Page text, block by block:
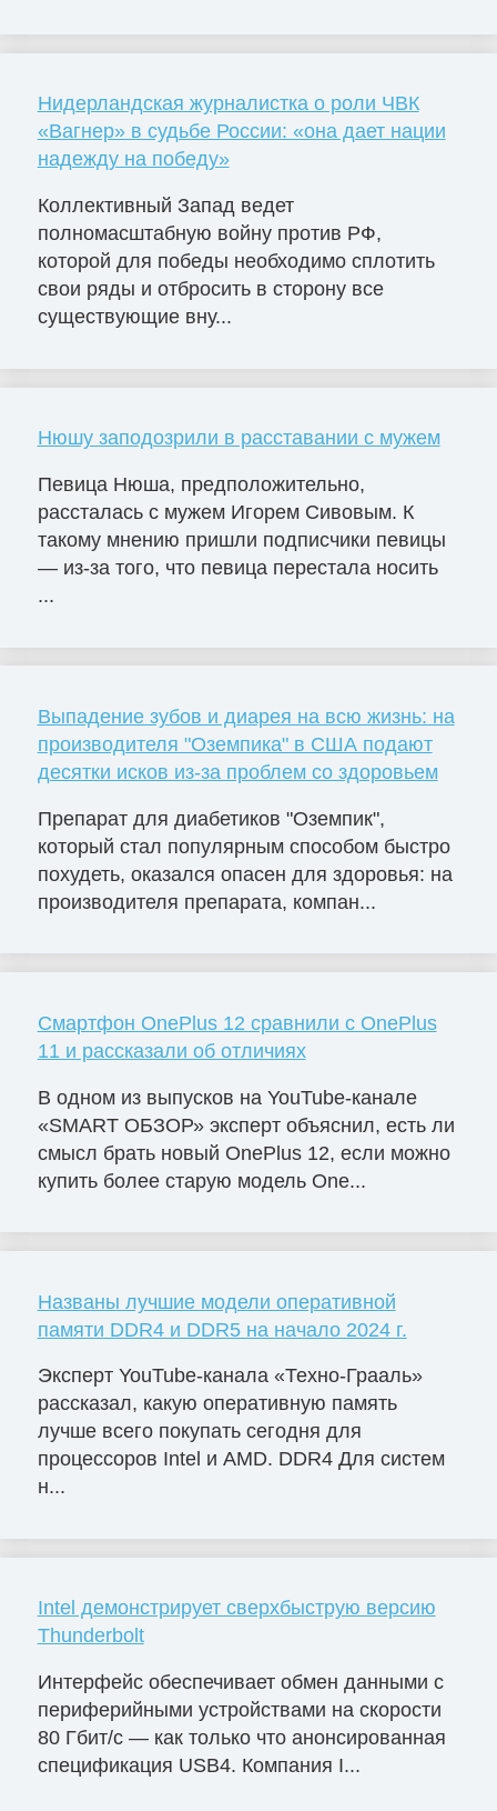
Нидерландская журналистка о роли ЧВК
«Вагнер» в судьбе России: «она дает нации
надежду на победу»
Коллективный Запад ведет
полномасштабную войну против РФ,
которой для победы необходимо сплотить
свои ряды и отбросить в сторону все
существующие вну...
Нюшу заподозрили в расставании с мужем
Певица Нюша, предположительно,
рассталась с мужем Игорем Сивовым. К
такому мнению пришли подписчики певицы
— из-за того, что певица перестала носить
...
Выпадение зубов и диарея на всю жизнь: на
производителя "Оземпика" в США подают
десятки исков из-за проблем со здоровьем
Препарат для диабетиков "Оземпик",
который стал популярным способом быстро
похудеть, оказался опасен для здоровья: на
производителя препарата, компан...
Смартфон OnePlus 12 сравнили с OnePlus
11 и рассказали об отличиях
В одном из выпусков на YouTube-канале
«SMART ОБЗОР» эксперт объяснил, есть ли
смысл брать новый OnePlus 12, если можно
купить более старую модель One...
Названы лучшие модели оперативной
памяти DDR4 и DDR5 на начало 2024 г.
Эксперт YouTube-канала «Техно-Грааль»
рассказал, какую оперативную память
лучше всего покупать сегодня для
процессоров Intel и AMD. DDR4 Для систем
н...
Intel демонстрирует сверхбыструю версию
Thunderbolt
Интерфейс обеспечивает обмен данными с
периферийными устройствами на скорости
80 Гбит/с — как только что анонсированная
спецификация USB4. Компания I...